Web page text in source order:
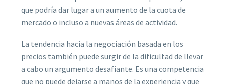
que podría dar lugar a un aumento de la cuota de
mercado o incluso a nuevas áreas de actividad.
La tendencia hacia la negociación basada en los
precios también puede surgir de la dificultad de llevar
a cabo un argumento desafiante. Es una competencia
que no puede dejarse a manos de la experiencia y que